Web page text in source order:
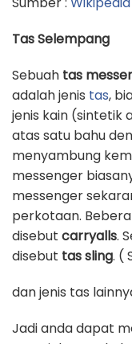
Tas Selempang
Sebuah tas
adalah jenis tas,
jenis kain (sintetik
atas satu bahu
menyambung
messenger
messenger
perkotaan.
disebut carryalls.
disebut tas sling. (
dan jenis tas
Jadi anda dapat